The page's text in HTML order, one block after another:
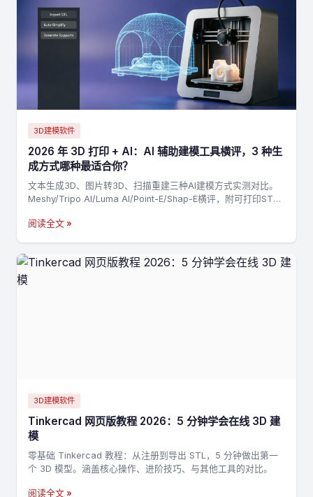
3D建模软件
2026 年 3D 打印 + AI：AI 辅助建模工具横评，3 种生
成方式哪种最适合你？
文本生成3D、图片转3D、扫描重建三种AI建模方式实测对比。
Meshy/Tripo AI/Luma AI/Point-E/Shap-E横评，附可打印STL
阅读全文 »
3D建模软件
Tinkercad 网页版教程 2026：5 分钟学会在线 3D 建
模
零基础 Tinkercad 教程：从注册到导出 STL，5 分钟做出第一
个 3D 模型。涵盖核心操作、进阶技巧、与其他工具的对比。
阅读全文 »